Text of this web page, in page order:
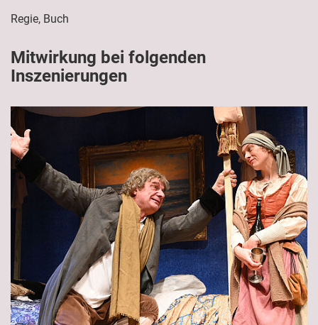
Regie, Buch
Mitwirkung bei folgenden
Inszenierungen